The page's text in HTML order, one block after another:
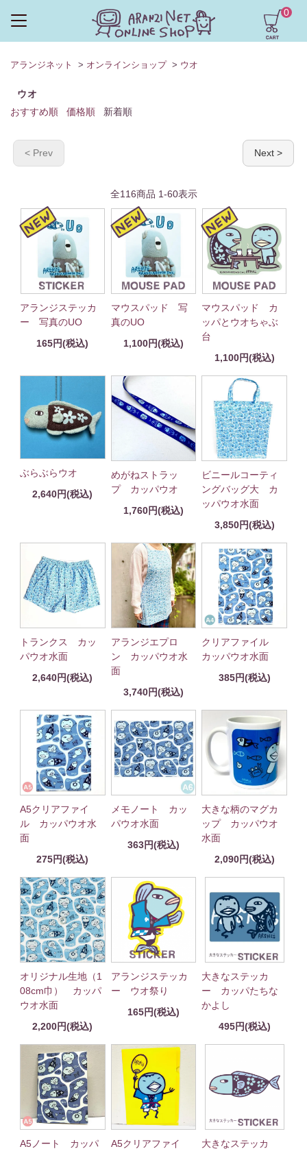
0
アランジネット > オンラインショップ > ウオ
ウオ
おすすめ順
価格順 新着順
< Prev Next >
全116商品 1-60表示
アランジステッカ
ー 写真のUO
165円(税込)
マウスパッド 写
真のUO
1,100円(税込)
マウスパッド カ
ッパとウオちゃぶ
台
1,100円(税込)
ぶらぶらウオ
2,640円(税込)
めがねストラッ
プ カッパウオ
1,760円(税込)
ビニールコーティ
ングバッグ大 カ
ッパウオ水面
3,850円(税込)
トランクス カッ
パウオ水面
2,640円(税込)
アランジエプロ
ン カッパウオ水
面
3,740円(税込)
クリアファイル
カッパウオ水面
385円(税込)
A5クリアファイ
ル カッパウオ水
面
275円(税込)
メモノート カッ
パウオ水面
363円(税込)
大きな柄のマグカ
ップ カッパウオ
水面
2,090円(税込)
オリジナル生地（1
08cm巾） カッパ
ウオ水面
2,200円(税込)
アランジステッカ
ー ウオ祭り
165円(税込)
大きなステッカ
ー カッパたちな
かよし
495円(税込)
A5ノート カッパ
A5クリアファイ
大きなステッカ